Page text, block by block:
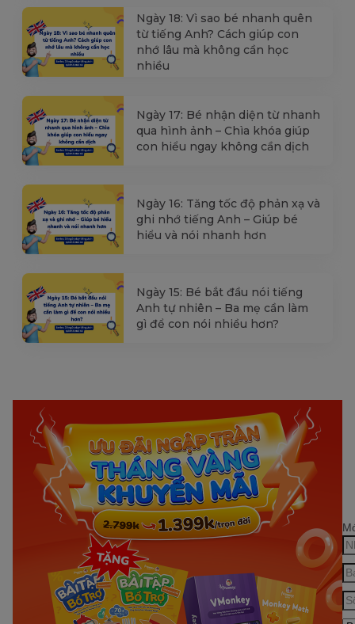
Ngày 18: Vì sao bé nhanh quên
từ tiếng Anh? Cách giúp con
nhớ lâu mà không cần học
nhiều
Ngày 17: Bé nhận diện từ nhanh
qua hình ảnh – Chìa khóa giúp
con hiểu ngay không cần dịch
Ngày 16: Tăng tốc độ phản xạ và
ghi nhớ tiếng Anh – Giúp bé
hiểu và nói nhanh hơn
Ngày 15: Bé bắt đầu nói tiếng
Anh tự nhiên – Ba mẹ cần làm
gì để con nói nhiều hơn?